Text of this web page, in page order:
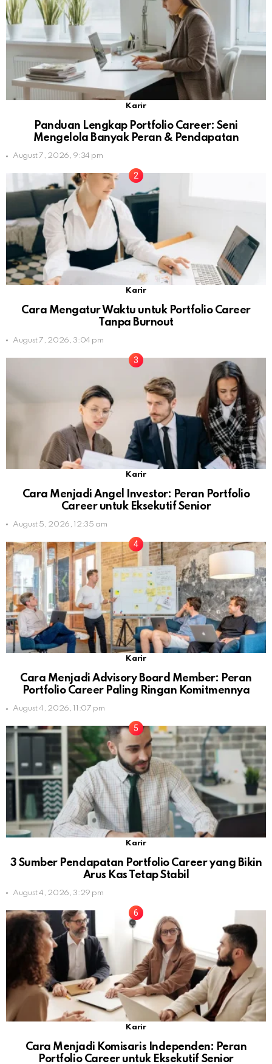
Karir
Panduan Lengkap Portfolio Career: Seni
Mengelola Banyak Peran & Pendapatan
August 7, 2026, 9:34 pm
Karir
Cara Mengatur Waktu untuk Portfolio Career
Tanpa Burnout
August 7, 2026, 3:04 pm
Karir
Cara Menjadi Angel Investor: Peran Portfolio
Career untuk Eksekutif Senior
August 5, 2026, 12:35 am
Karir
Cara Menjadi Advisory Board Member: Peran
Portfolio Career Paling Ringan Komitmennya
August 4, 2026, 11:07 pm
Karir
3 Sumber Pendapatan Portfolio Career yang Bikin
Arus Kas Tetap Stabil
August 4, 2026, 3:29 pm
Karir
Cara Menjadi Komisaris Independen: Peran
Portfolio Career untuk Eksekutif Senior